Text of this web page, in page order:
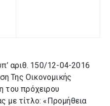
αριθ. 150/12-04-2016
Της Οικονομικής
του πρόχειρου
με τίτλο: «Προμήθεια